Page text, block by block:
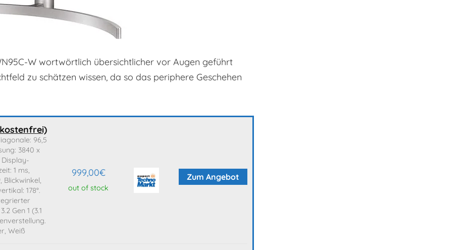
W wortwörtlich übersichtlicher vor Augen geführt
zu schätzen wissen, da so das periphere Geschehen
96,5
3840 x
Display-
1 ms,
Blickwinkel,
178°.
Gen 1 (3.1
Weiß
999,00€
out of stock
Zum Angebot